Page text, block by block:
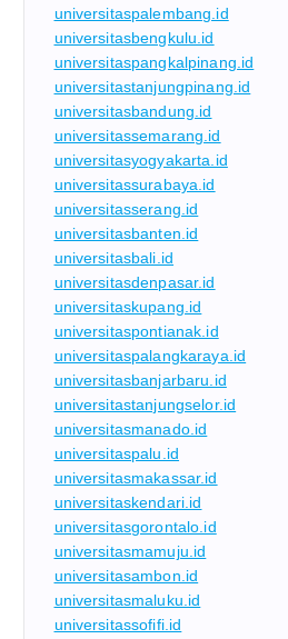
universitaspalembang.id
universitasbengkulu.id
universitaspangkalpinang.id
universitastanjungpinang.id
universitasbandung.id
universitassemarang.id
universitasyogyakarta.id
universitassurabaya.id
universitasserang.id
universitasbanten.id
universitasbali.id
universitasdenpasar.id
universitaskupang.id
universitaspontianak.id
universitaspalangkaraya.id
universitasbanjarbaru.id
universitastanjungselor.id
universitasmanado.id
universitaspalu.id
universitasmakassar.id
universitaskendari.id
universitasgorontalo.id
universitasmamuju.id
universitasambon.id
universitasmaluku.id
universitassofifi.id